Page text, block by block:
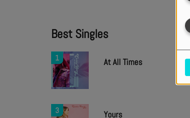
Best Singles
1 At All Times
3 Yours